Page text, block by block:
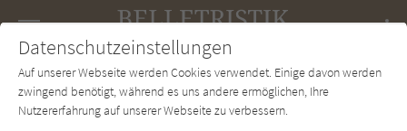
SUCHE Forum Charts Newsletter
Datenschutzeinstellungen
Auf unserer Webseite werden Cookies verwendet. Einige davon werden
zwingend benötigt, während es uns andere ermöglichen, Ihre
Nutzererfahrung auf unserer Webseite zu verbessern.